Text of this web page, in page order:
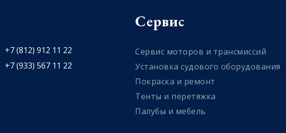
+7 (812) 912 11 22
+7 (933) 567 11 22
Сервис
Сервис моторов и трансмиссий
Установка судового оборудования
Покраска и ремонт
Тенты и перетяжка
Палубы и мебель